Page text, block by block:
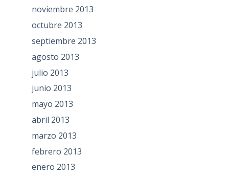
noviembre 2013
octubre 2013
septiembre 2013
agosto 2013
julio 2013
junio 2013
mayo 2013
abril 2013
marzo 2013
febrero 2013
enero 2013